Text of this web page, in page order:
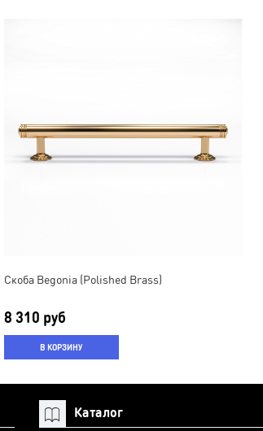
Скоба Begonia (Polished Brass)
8 310 руб
В КОРЗИНУ
Каталог